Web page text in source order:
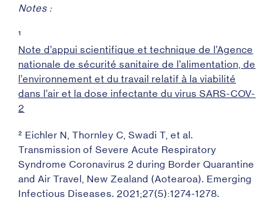
Notes :
¹
Note d’appui scientifique et technique de l’Agence
nationale de sécurité sanitaire de l’alimentation, de
l’environnement et du travail relatif à la viabilité
dans l’air et la dose infectante du virus SARS-COV-
2
² Eichler N, Thornley C, Swadi T, et al.
Transmission of Severe Acute Respiratory
Syndrome Coronavirus 2 during Border Quarantine
and Air Travel, New Zealand (Aotearoa). Emerging
Infectious Diseases. 2021;27(5):1274-1278.